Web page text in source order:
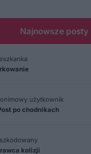
Najnowsze posty
użytkownik
po chodnikach
kolizji